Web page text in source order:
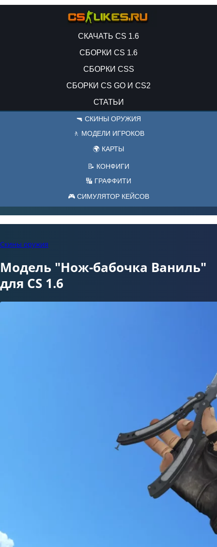
СКАЧАТЬ CS 1.6
СБОРКИ CS 1.6
СБОРКИ CSS
СБОРКИ CS GO И CS2
СТАТЬИ
🔫 СКИНЫ ОРУЖИЯ
🚶 МОДЕЛИ ИГРОКОВ
🌍 КАРТЫ
📝 КОНФИГИ
🔣 ГРАФФИТИ
🎮 СИМУЛЯТОР КЕЙСОВ
Скины оружия
Модель "Нож-бабочка Ваниль"
для CS 1.6